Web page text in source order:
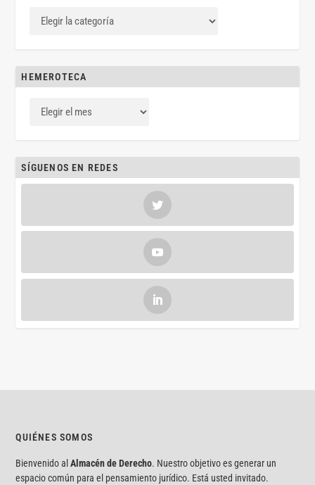
HEMEROTECA
SÍGUENOS EN REDES
QUIÉNES SOMOS
Bienvenido alAlmacén de Derecho. Nuestro objetivo es generar un
espacio común para el pensamiento jurídico. Está usted invitado.